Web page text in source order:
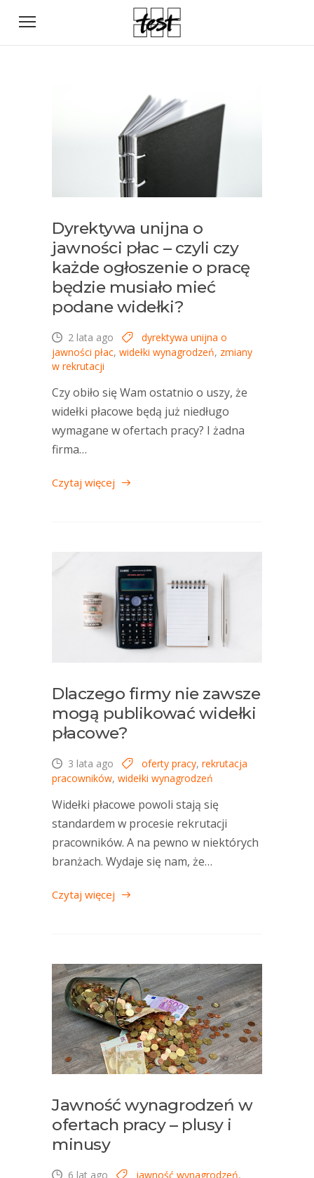
Dyrektywa unijna o
jawności płac – czyli czy
każde ogłoszenie o pracę
będzie musiało mieć
podane widełki?
2 lata ago
dyrektywa unijna o
jawności płac, widełki wynagrodzeń, zmiany
w rekrutacji
Czy obiło się Wam ostatnio o uszy, że
widełki płacowe będą już niedługo
wymagane w ofertach pracy? I żadna
firma…
Czytaj więcej
Dlaczego firmy nie zawsze
mogą publikować widełki
płacowe?
3 lata ago oferty pracy, rekrutacja
pracowników, widełki wynagrodzeń
Widełki płacowe powoli stają się
standardem w procesie rekrutacji
pracowników. A na pewno w niektórych
branżach. Wydaje się nam, że…
Czytaj więcej
Jawność wynagrodzeń w
ofertach pracy – plusy i
minusy
6 lat ago jawność wynagrodzeń,